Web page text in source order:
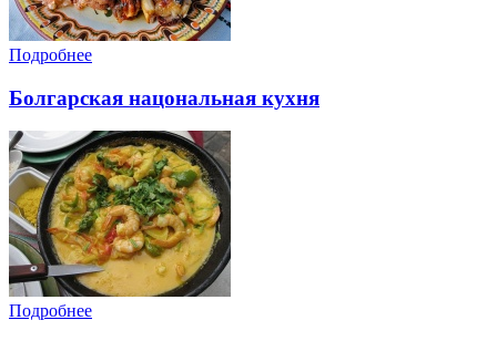
Подробнее
Болгарская нацональная кухня
Подробнее